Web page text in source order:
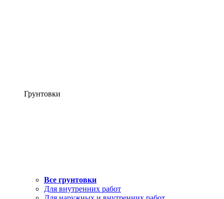
Грунтовки
Все грунтовки
Для внутренних работ